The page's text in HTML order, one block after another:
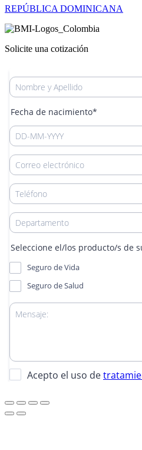
REPÚBLICA DOMINICANA
Solicite una cotización